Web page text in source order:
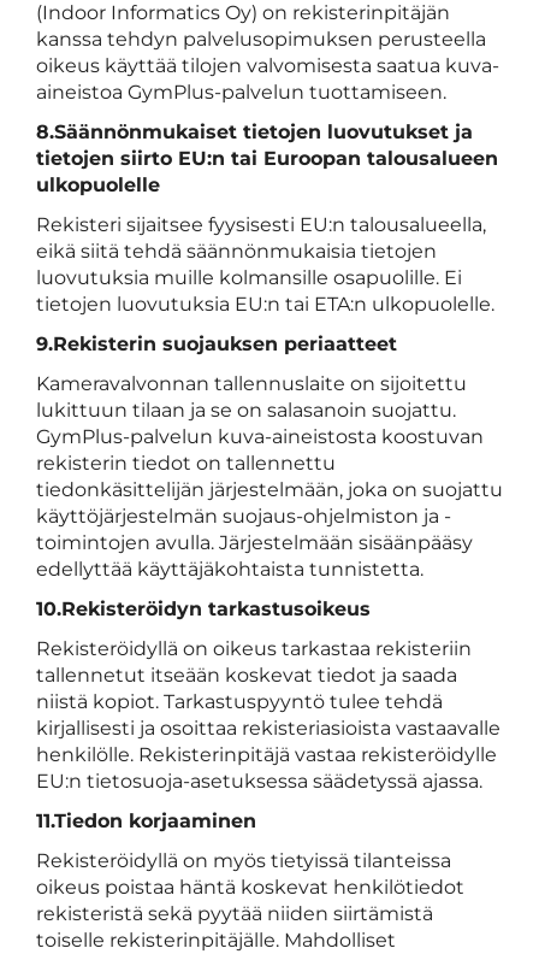
(Indoor Informatics Oy) on rekisterinpitäjän
kanssa tehdyn palvelusopimuksen perusteella
oikeus käyttää tilojen valvomisesta saatua kuva-
aineistoa GymPlus-palvelun tuottamiseen.
8.Säännönmukaiset tietojen luovutukset ja
tietojen siirto EU:n tai Euroopan talousalueen
ulkopuolelle
Rekisteri sijaitsee fyysisesti EU:n talousalueella,
eikä siitä tehdä säännönmukaisia tietojen
luovutuksia muille kolmansille osapuolille. Ei
tietojen luovutuksia EU:n tai ETA:n ulkopuolelle.
9.Rekisterin suojauksen periaatteet
Kameravalvonnan tallennuslaite on sijoitettu
lukittuun tilaan ja se on salasanoin suojattu.
GymPlus-palvelun kuva-aineistosta koostuvan
rekisterin tiedot on tallennettu
tiedonkäsittelijän järjestelmään, joka on suojattu
käyttöjärjestelmän suojaus-ohjelmiston ja -
toimintojen avulla. Järjestelmään sisäänpääsy
edellyttää käyttäjäkohtaista tunnistetta.
10.Rekisteröidyn tarkastusoikeus
Rekisteröidyllä on oikeus tarkastaa rekisteriin
tallennetut itseään koskevat tiedot ja saada
niistä kopiot. Tarkastuspyyntö tulee tehdä
kirjallisesti ja osoittaa rekisteriasioista vastaavalle
henkilölle. Rekisterinpitäjä vastaa rekisteröidylle
EU:n tietosuoja-asetuksessa säädetyssä ajassa.
11.Tiedon korjaaminen
Rekisteröidyllä on myös tietyissä tilanteissa
oikeus poistaa häntä koskevat henkilötiedot
rekisteristä sekä pyytää niiden siirtämistä
toiselle rekisterinpitäjälle. Mahdolliset